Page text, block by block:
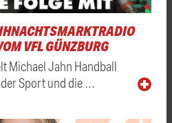
VFL GÜNZBURG
Michael Jahn Handball
der Sport und die …